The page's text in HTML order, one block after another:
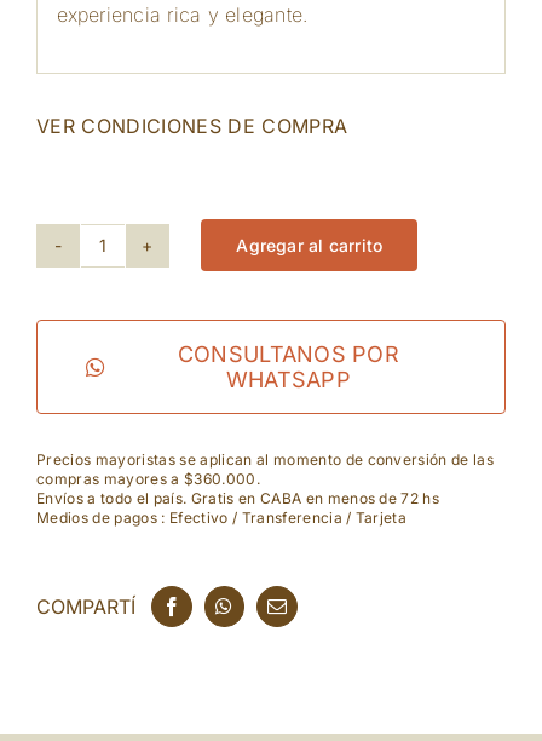
experiencia rica y elegante.
VER CONDICIONES DE COMPRA
Hevron
-
Sauvignon
cantidad
Agregar al carrito
CONSULTANOS POR
WHATSAPP
Precios mayoristas se aplican al momento de conversión de las
compras mayores a $360.000.
Envíos a todo el país. Gratis en CABA en menos de 72 hs
Medios de pagos : Efectivo / Transferencia / Tarjeta
COMPARTÍ